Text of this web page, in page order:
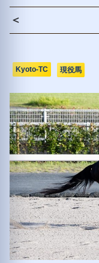
＜
Kyoto-TC 現役馬